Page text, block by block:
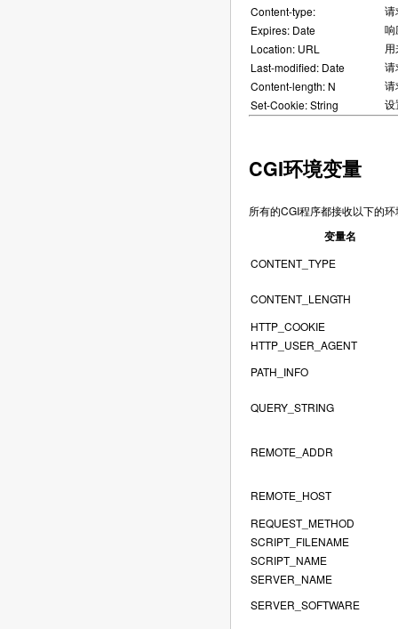
Content-type:
请
Expires: Date
响
Location: URL
Last-modified: Date
请
Content-length: N
请
Set-Cookie: String
设
CGI环境变量
所有的CGI程序都接收以下的
变量名
CONTENT_TYPE
CONTENT_LENGTH
HTTP_COOKIE
HTTP_USER_AGENT
PATH_INFO
QUERY_STRING
REMOTE_ADDR
REMOTE_HOST
REQUEST_METHOD
SCRIPT_FILENAME
SCRIPT_NAME
SERVER_NAME
SERVER_SOFTWARE